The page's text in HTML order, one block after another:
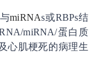
miRNAs或RBPs结
miRNA/蛋白质
心肌梗死的病理生